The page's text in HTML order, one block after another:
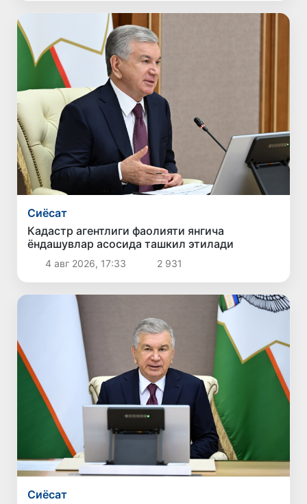
Сиёсат
Кадастр агентлиги фаолияти янгича
ёндашувлар асосида ташкил этилади
4 авг 2026, 17:33 2 931
Сиёсат